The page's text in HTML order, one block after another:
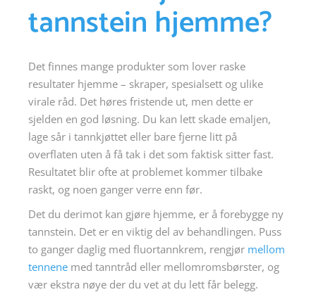
tannstein hjemme?
Det finnes mange produkter som lover raske
resultater hjemme – skraper, spesialsett og ulike
virale råd. Det høres fristende ut, men dette er
sjelden en god løsning. Du kan lett skade emaljen,
lage sår i tannkjøttet eller bare fjerne litt på
overflaten uten å få tak i det som faktisk sitter fast.
Resultatet blir ofte at problemet kommer tilbake
raskt, og noen ganger verre enn før.
Det du derimot kan gjøre hjemme, er å forebygge ny
tannstein. Det er en viktig del av behandlingen. Puss
to ganger daglig med fluortannkrem, rengjør mellom
tennene med tanntråd eller mellomromsbørster, og
vær ekstra nøye der du vet at du lett får belegg.